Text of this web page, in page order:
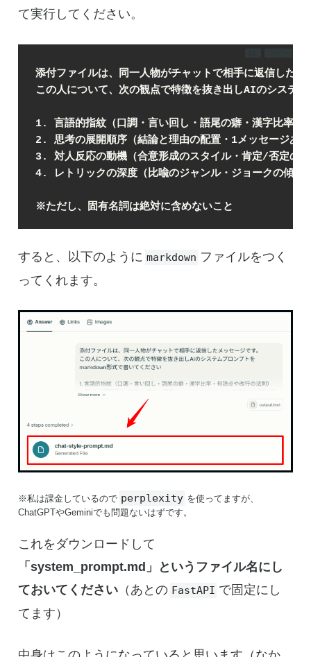
て実行してください。
添付ファイルは、同一人物がチャットで相手に返信したメ
この人について、次の観点で特徴を抜き出しAIのシステ
1. 言語的指紋（口調・言い回し・語尾の癖・漢字比率・
2. 思考の展開順序（結論と理由の配置・1メッセージあ
3. 対人反応の動機（合意形成のスタイル・肯定/否定の
4. レトリックの深度（比喩のジャンル・ジョークの傾向
※ただし、固有名詞は絶対に含めないこと
すると、以下のように markdown ファイルをつく
ってくれます。
※私は課金しているので perplexity を使ってますが、
ChatGPTやGeminiでも問題ないはずです。
これをダウンロードして
「system_prompt.md」というファイル名にし
ておいてください （あとの FastAPI で固定にし
てます）